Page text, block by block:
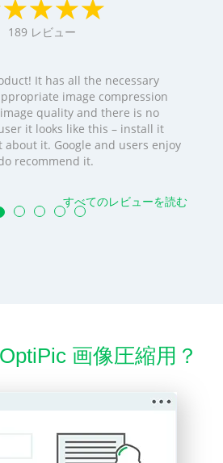
189 レビュー
It has all the necessary
image compression
quality and there is no
it looks like this – install it
about it. Google and users enjoy
recommend it.
すべてのレビューを読む
画像圧縮用？